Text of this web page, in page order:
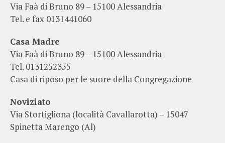
Via Faà di Bruno 89 – 15100 Alessandria
Tel. e fax 0131441060
Casa Madre
Via Faà di Bruno 89 – 15100 Alessandria
Tel. 0131252355
Casa di riposo per le suore della Congregazione
Noviziato
Via Stortigliona (località Cavallarotta) – 15047
Spinetta Marengo (Al)